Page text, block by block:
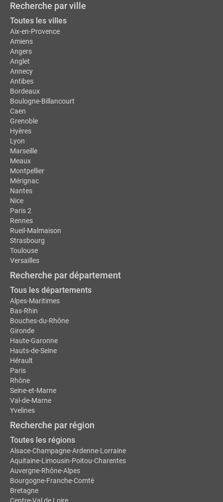
Recherche par ville
Toutes les villes
Aix-en-Provence
Amiens
Angers
Anglet
Annecy
Antibes
Bordeaux
Boulogne-Billancourt
Caen
Grenoble
Hyères
Lyon
Marseille
Meaux
Montpellier
Mérignac
Nantes
Nice
Paris 2
Rennes
Rueil-Malmaison
Strasbourg
Toulouse
Versailles
Recherche par département
Tous les départements
Alpes-Maritimes
Bas-Rhin
Bouches-du-Rhône
Gironde
Haute-Garonne
Hauts-de-Seine
Hérault
Paris
Rhône
Seine-et-Marne
Val-de-Marne
Yvelines
Recherche par région
Toutes les régions
Alsace-Champagne-Ardenne-Lorraine
Aquitaine-Limousin-Poitou-Charentes
Auvergne-Rhône-Alpes
Bourgogne-Franche-Comté
Bretagne